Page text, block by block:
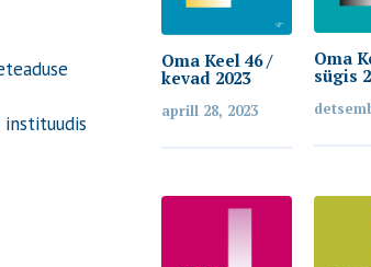
Oma Keel 46 /
kevad 2023
aprill 28, 2023
Oma
sügis